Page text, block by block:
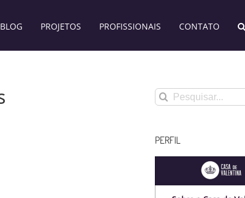
BLOG PROJETOS PROFISSIONAIS CONTATO
Buscar
resultados
PERFIL